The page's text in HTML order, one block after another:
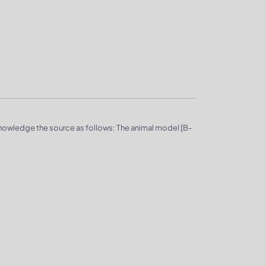
the source as follows: The animal model [B-